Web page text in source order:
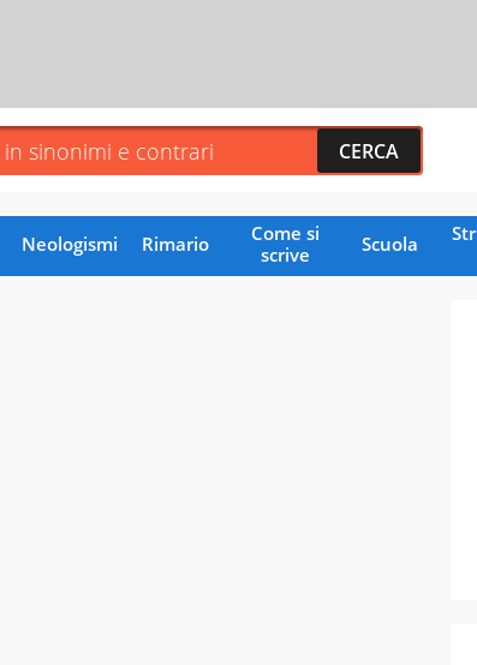
Neologismi Rimario
Come si
scrive
Scuola